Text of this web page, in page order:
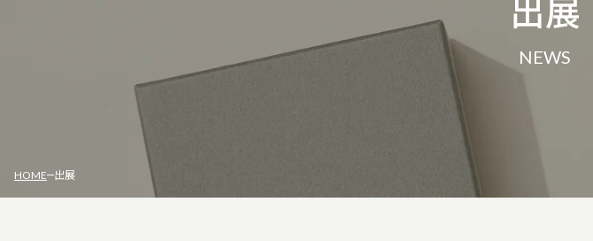
出展
HOME 出展